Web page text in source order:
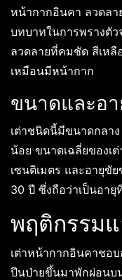
หน้ากากอินคา ลวดลา
บทบาทในการพรางตัว
ลวดลายที่คมชัด สีเห
เหมือนมีหน้ากาก
ขนาดและอ
เต่าชนิดนี้มีขนาดกลา
น้อย ขนาดเฉลี่ยของเ
เซนติเมตร และอายุขั
30 ปี ซึ่งถือว่าเป็นอา
พฤติกรรม
เต่าหน้ากากอินคาชอ
ปีนป่ายขึ้นมาพักผ่อนบ